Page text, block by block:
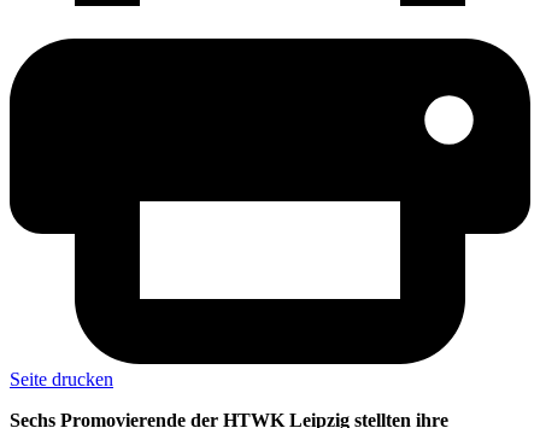
Seite drucken
Sechs Promovierende der HTWK Leipzig stellten ihre